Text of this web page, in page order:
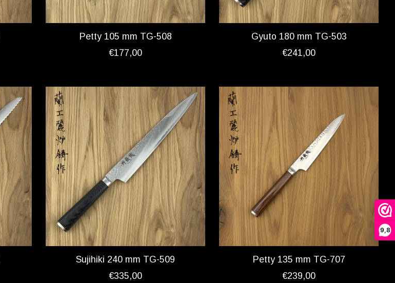
9,8
Petty 105 mm TG-508
€177,00
Gyuto 180 mm TG-503
€241,00
Sujihiki 240 mm TG-509
€335,00
Petty 135 mm TG-707
€239,00